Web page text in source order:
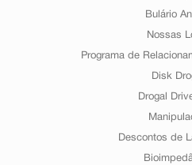
Bulário
Nossas
Programa de
Disk
Drogal
Descontos de